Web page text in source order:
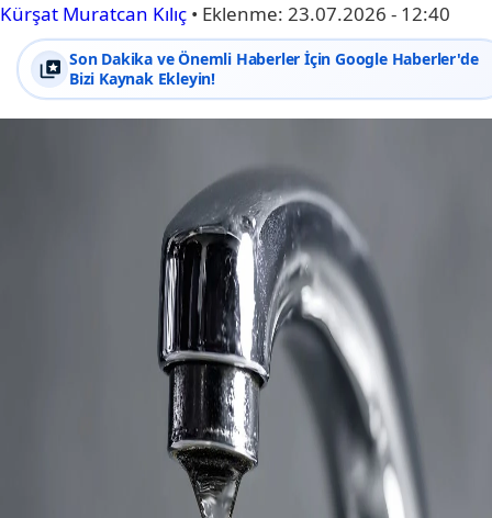
Kürşat Muratcan Kılıç • Eklenme: 23.07.2026 - 12:40
Son Dakika ve Önemli Haberler İçin Google Haberler'de
Bizi Kaynak Ekleyin!